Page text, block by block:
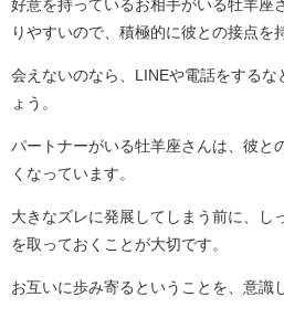
好意を持っているお相手がいる牡羊座
りやすいので、積極的に彼との接点を
会えないのなら、LINEや電話をするな
ょう。
パートナーがいる牡羊座さんは、彼と
くなっています。
大きなズレに発展してしまう前に、し
を取っておくことが大切です。
お互いに歩み寄るということを、意識